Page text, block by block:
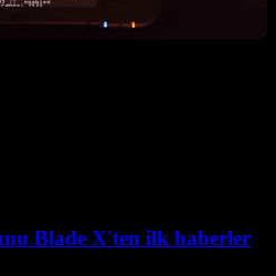
Blade X'ten ilk haberler